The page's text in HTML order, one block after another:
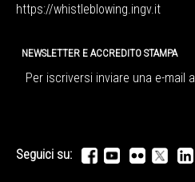
https://whistleblowing.ingv. it
NEWSLETTER E ACCREDITO STAMPA
Per iscriversi inviare una e-mail a
Seguici su: